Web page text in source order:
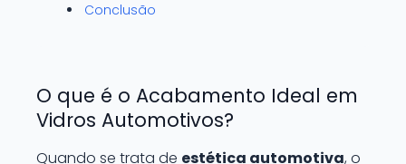
Conclusão
O que é o Acabamento Ideal em
Vidros Automotivos?
Quando se trata de estética automotiva, o